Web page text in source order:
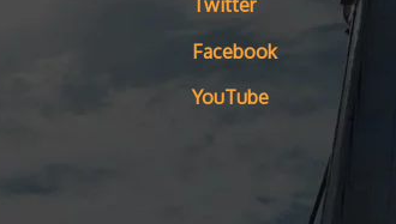
Twitter
Facebook
YouTube